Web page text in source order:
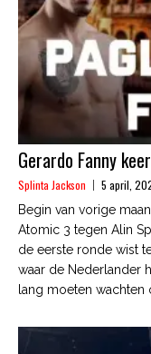
Gerardo Fanny
Splinta Jackson 5 april,
Begin van vorige
Atomic 3 tegen Alin
de eerste ronde wist
waar de Nederlander
lang moeten wachten